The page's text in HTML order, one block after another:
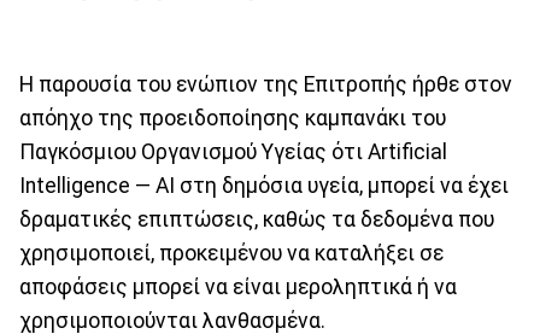
Η παρουσία του ενώπιον της Επιτροπής ήρθε στον
απόηχο της προειδοποίησης καμπανάκι του
Παγκόσμιου Οργανισμού Υγείας ότι Artificial
Intelligence — ΑΙ στη δημόσια υγεία, μπορεί να έχει
δραματικές επιπτώσεις, καθώς τα δεδομένα που
χρησιμοποιεί, προκειμένου να καταλήξει σε
αποφάσεις μπορεί να είναι μεροληπτικά ή να
χρησιμοποιούνται λανθασμένα.